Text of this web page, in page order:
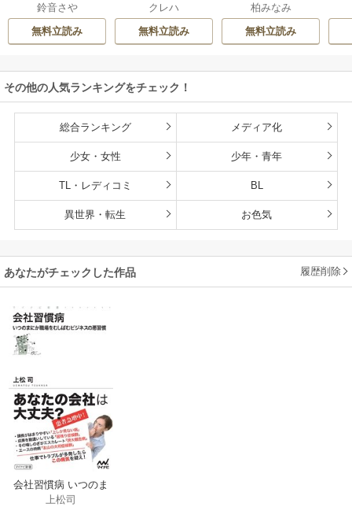
た
鈴音さや
無料立読み
クレハ
無料立読み
私を捨てる
柏みなみ
無料立読み
その他の人気ランキングをチェック！
総合ランキング メディア化
少女・女性 少年・青年
TL・レディコミ BL
異世界・転生 お色気
あなたがチェックした作品 履歴削除
会社習慣病 いつのま
にか職場をむしばむ
上松司